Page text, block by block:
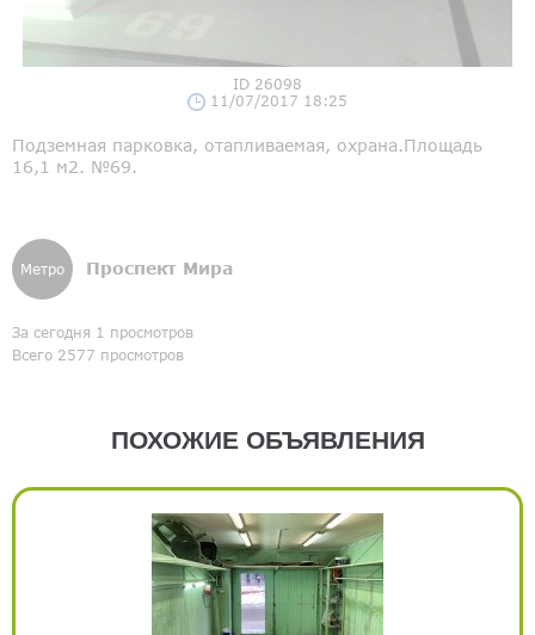
ID 26098
11/07/2017 18:25
Подземная парковка, отапливаемая, охрана.Площадь
16,1 м2. №69.
Метро Проспект Мира
За сегодня 1 просмотров
Всего 2577 просмотров
ПОХОЖИЕ ОБЪЯВЛЕНИЯ